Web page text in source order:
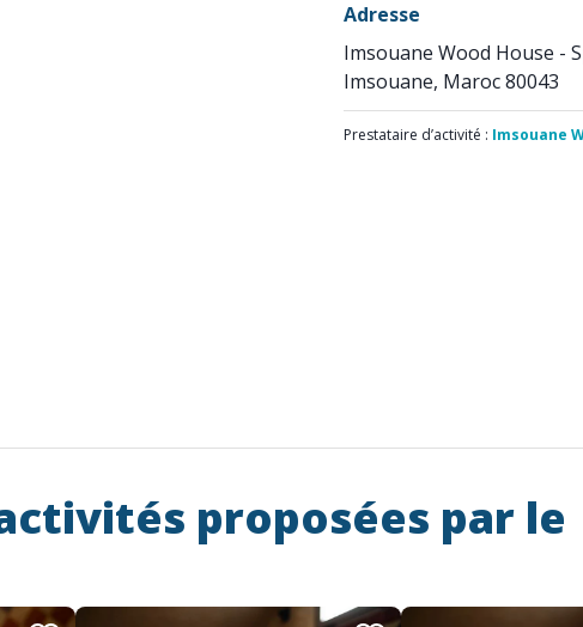
Adresse
Imsouane Wood House -
Imsouane, Maroc 80043
Prestataire d’activité : Imsouane
proposées par le